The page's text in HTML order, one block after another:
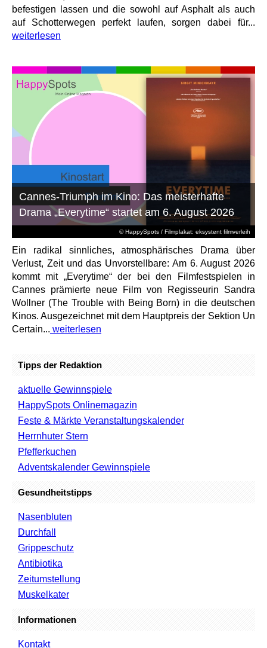
befestigen lassen und die sowohl auf Asphalt als auch
auf Schotterwegen perfekt laufen, sorgen dabei für...
weiterlesen
© HappySpots / Filmplakat: eksystent filmverleih
Cannes-Triumph im Kino: Das meisterhafte
Drama „Everytime“ startet am 6. August 2026
Ein radikal sinnliches, atmosphärisches Drama über
Verlust, Zeit und das Unvorstellbare: Am 6. August 2026
kommt mit „Everytime“ der bei den Filmfestspielen in
Cannes prämierte neue Film von Regisseurin Sandra
Wollner (The Trouble with Being Born) in die deutschen
Kinos. Ausgezeichnet mit dem Hauptpreis der Sektion Un
Certain... weiterlesen
Tipps der Redaktion
aktuelle Gewinnspiele
HappySpots Onlinemagazin
Feste & Märkte Veranstaltungskalender
Herrnhuter Stern
Pfefferkuchen
Adventskalender Gewinnspiele
Gesundheitstipps
Nasenbluten
Durchfall
Grippeschutz
Antibiotika
Zeitumstellung
Muskelkater
Informationen
Kontakt